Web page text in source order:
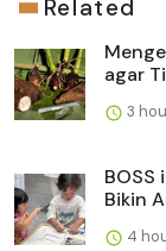
Related
agar
3
Bikin
4